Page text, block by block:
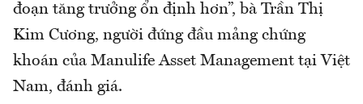
đoạn tăng trưởng ổn định hơn”, bà Trần Thị
Kim Cương, người đứng đầu mảng chứng
khoán của Manulife Asset Management tại Việt
Nam, đánh giá.